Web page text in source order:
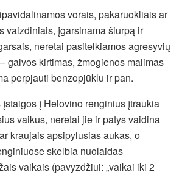
vorais, pakaruokliais ar
vaizdiniais, įgarsinama šiurpą ir
neretai pasitelkiamos agresyvių
galvos kirtimas, žmogienos malimas
perpjauti benzopjūklu ir pan.
į Helovino renginius įtraukia
vaikus, neretai jie ir patys vaidina
kraujais apsipylusias aukas, o
skelbia nuolaidas
vaikais (pavyzdžiui: „vaikai iki 2